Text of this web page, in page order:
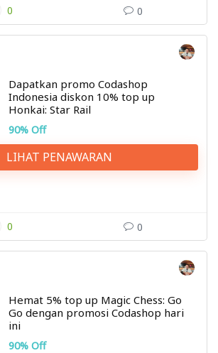
0 0
Dapatkan promo Codashop
Indonesia diskon 10% top up
Honkai: Star Rail
90% Off
LIHAT PENAWARAN
0 0
Hemat 5% top up Magic Chess: Go
Go dengan promosi Codashop hari
ini
90% Off